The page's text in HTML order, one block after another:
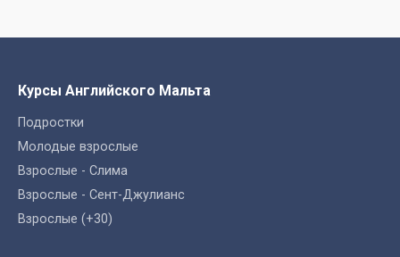
Курсы Английского Мальта
Подростки
Молодые взрослые
Взрослые - Слима
Взрослые - Сент-Джулианс
Взрослые (+30)